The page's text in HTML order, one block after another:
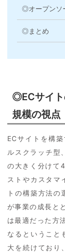
◎オープンソ
◎まとめ
◎ECサイト
規模の視点
ECサイトを構
ルスクラッチ型
の大きく分けて
ストやカスタマ
トの構築方法
が事業の成長と
は最適だった方
なるということ
大を続けており